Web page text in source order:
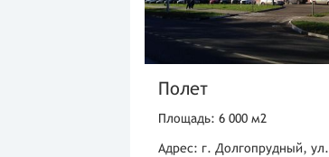
Полет
Площадь: 6 000 м2
Адрес: г. Долгопрудный, ул.